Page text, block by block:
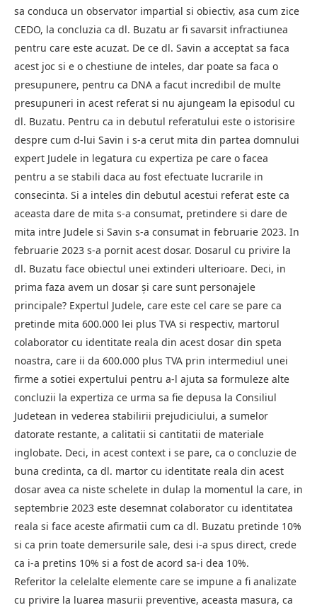
sa conduca un observator impartial si obiectiv, asa cum zice
CEDO, la concluzia ca dl. Buzatu ar fi savarsit infractiunea
pentru care este acuzat. De ce dl. Savin a acceptat sa faca
acest joc si e o chestiune de inteles, dar poate sa faca o
presupunere, pentru ca DNA a facut incredibil de multe
presupuneri in acest referat si nu ajungeam la episodul cu
dl. Buzatu. Pentru ca in debutul referatului este o istorisire
despre cum d-lui Savin i s-a cerut mita din partea domnului
expert Judele in legatura cu expertiza pe care o facea
pentru a se stabili daca au fost efectuate lucrarile in
consecinta. Si a inteles din debutul acestui referat este ca
aceasta dare de mita s-a consumat, pretindere si dare de
mita intre Judele si Savin s-a consumat in februarie 2023. In
februarie 2023 s-a pornit acest dosar. Dosarul cu privire la
dl. Buzatu face obiectul unei extinderi ulterioare. Deci, in
prima faza avem un dosar şi care sunt personajele
principale? Expertul Judele, care este cel care se pare ca
pretinde mita 600.000 lei plus TVA si respectiv, martorul
colaborator cu identitate reala din acest dosar din speta
noastra, care ii da 600.000 plus TVA prin intermediul unei
firme a sotiei expertului pentru a-l ajuta sa formuleze alte
concluzii la expertiza ce urma sa fie depusa la Consiliul
Judetean in vederea stabilirii prejudiciului, a sumelor
datorate restante, a calitatii si cantitatii de materiale
inglobate. Deci, in acest context i se pare, ca o concluzie de
buna credinta, ca dl. martor cu identitate reala din acest
dosar avea ca niste schelete in dulap la momentul la care, in
septembrie 2023 este desemnat colaborator cu identitatea
reala si face aceste afirmatii cum ca dl. Buzatu pretinde 10%
si ca prin toate demersurile sale, desi i-a spus direct, crede
ca i-a pretins 10% si a fost de acord sa-i dea 10%.
Referitor la celelalte elemente care se impune a fi analizate
cu privire la luarea masurii preventive, aceasta masura, ca